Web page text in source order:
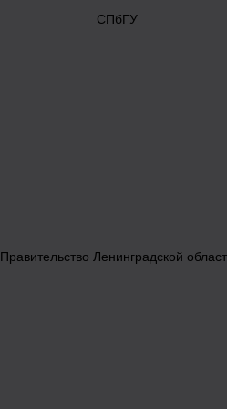
СПбГУ
Правительство Ленинградской